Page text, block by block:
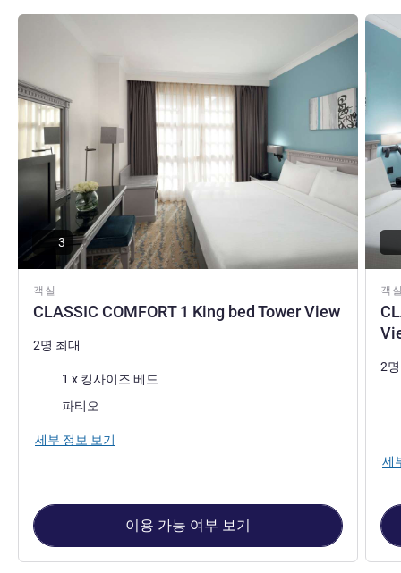
radiant city of the prophet Mohammed (PBUH).
I would like to personally thank you for choosing our hotel
to be your place of stay that helps you find the peace you
are looking for.
Adel Bibars 호텔 관리
객실
CLASSIC COMFORT 1 King bed Tower View
세부 정보 보기
3
2명 최대
1 x 킹사이즈 베드
파티오
세부 정보 보기
이용 가능 여부 보기
객
세부
2
세